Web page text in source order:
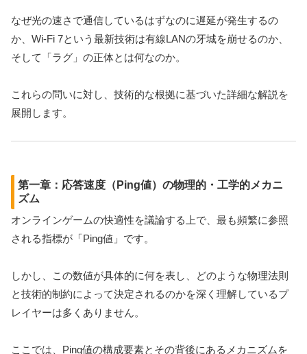
なぜ光の速さで通信しているはずなのに遅延が発生するの
か、Wi-Fi 7という最新技術は有線LANの牙城を崩せるのか、
そして「ラグ」の正体とは何なのか。
これらの問いに対し、技術的な根拠に基づいた詳細な解説を
展開します。
第一章：応答速度（Ping値）の物理的・工学的メカニ
ズム
オンラインゲームの快適性を議論する上で、最も頻繁に参照
される指標が「Ping値」です。
しかし、この数値が具体的に何を表し、どのような物理法則
と技術的制約によって決定されるのかを深く理解しているプ
レイヤーは多くありません。
ここでは、Ping値の構成要素とその背後にあるメカニズムを